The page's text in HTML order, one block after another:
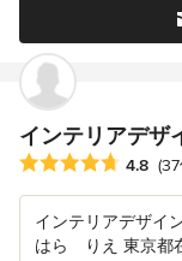
インテリアデザ
平均評価：5つ星
4.8
インテリアデザイ
はら りえ 東京都